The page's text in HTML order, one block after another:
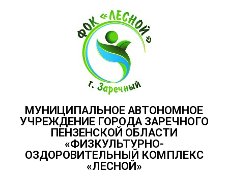
МУНИЦИПАЛЬНОЕ АВТОНОМНОЕ
УЧРЕЖДЕНИЕ ГОРОДА ЗАРЕЧНОГО
ПЕНЗЕНСКОЙ ОБЛАСТИ
«ФИЗКУЛЬТУРНО-
ОЗДОРОВИТЕЛЬНЫЙ КОМПЛЕКС
«ЛЕСНОЙ»